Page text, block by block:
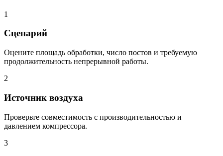
1
Сценарий
Оцените площадь обработки, число постов и требуемую
продолжительность непрерывной работы.
2
Источник воздуха
Проверьте совместимость с производительностью и
давлением компрессора.
3